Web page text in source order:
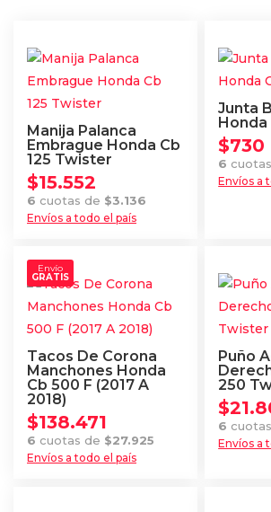
Manija Palanca
Embrague Honda Cb
125 Twister
Envíos a todo el país
$15.552
6 cuotas de $3.136
Junta
Honda
Envíos a
$730
6
Tacos De Corona
Manchones Honda
Cb 500 F (2017 A
2018)
Envío
GRATIS
Envíos a todo el país
$138.471
6 cuotas de $27.925
Puño
250
Envíos a
$
6